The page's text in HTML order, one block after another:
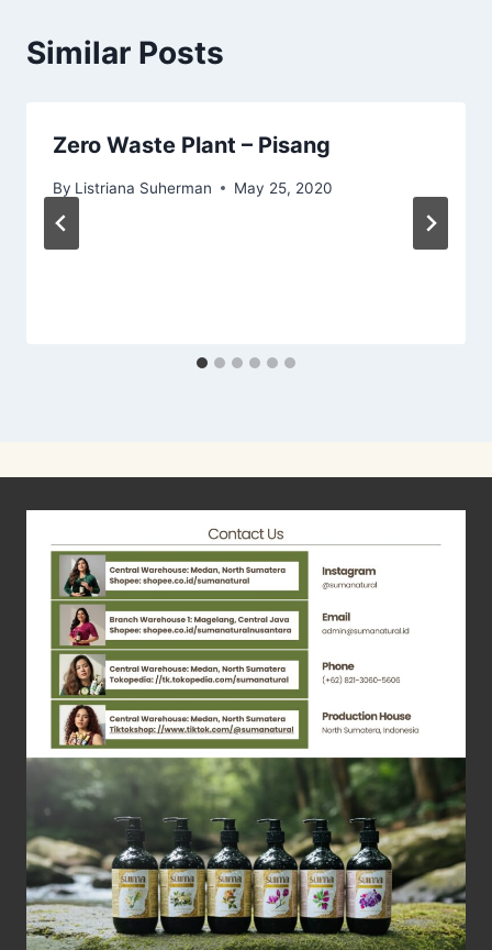
Similar Posts
Zero Waste Plant – Pisang
By Listriana Suherman May 25, 2020